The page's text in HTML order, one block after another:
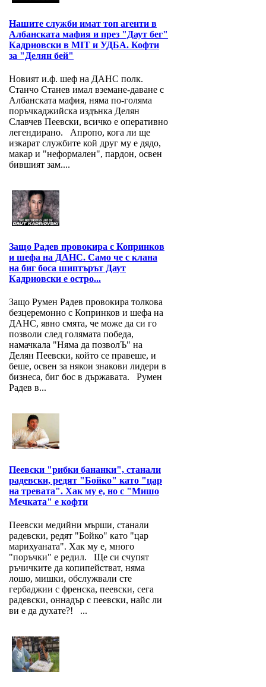
Нашите служби имат топ агенти в
Албанската мафия и през "Даут бег"
Кадриовски в MIT и УДБА. Кофти
за "Делян бей"
Новият и.ф. шеф на ДАНС полк.
Станчо Станев имал вземане-даване с
Албанската мафия, няма по-голяма
поръчкаджийска издънка Делян
Славчев Пеевски, всичко е оперативно
легендирано. Апропо, кога ли ще
изкарат службите кой друг му е дядо,
макар и "неформален", пардон, освен
бившият зам....
Защо Радев провокира с Копринков
и шефа на ДАНС. Само че с клана
на биг боса шиптърът Даут
Кадриовски е остро...
Защо Румен Радев провокира толкова
безцеремонно с Копринков и шефа на
ДАНС, явно смята, че може да си го
позволи след голямата победа,
намачкала "Няма да позволЪ" на
Делян Пеевски, който се правеше, и
беше, освен за някои знакови лидери в
бизнеса, биг бос в държавата. Румен
Радев в...
Пеевски "рибки бананки", станали
радевски, редят "Бойко" като "цар
на тревата". Хак му е, но с "Мишо
Мечката" е кофти
Пеевски медийни мърши, станали
радевски, редят "Бойко" като "цар
марихуаната". Хак му е, много
"поръчки" е редил. Ще си счупят
ръчичките да копипействат, няма
лошо, мишки, обслужвали сте
гербаджии с френска, пеевски, сега
радевски, оннадър с пеевски, найс ли
ви е да духате?! ...